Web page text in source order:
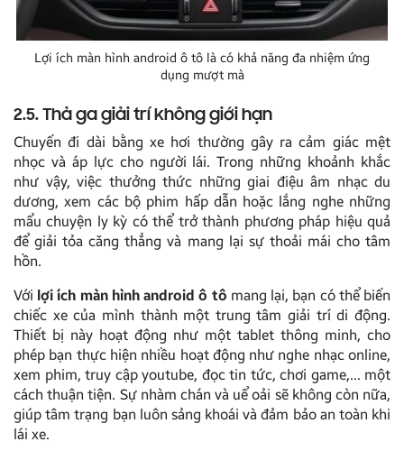
Lợi ích màn hình android ô tô là có khả năng đa nhiệm ứng
dụng mượt mà
2.5. Thả ga giải trí không giới hạn
Chuyến đi dài bằng xe hơi thường gây ra cảm giác mệt
nhọc và áp lực cho người lái. Trong những khoảnh khắc
như vậy, việc thưởng thức những giai điệu âm nhạc du
dương, xem các bộ phim hấp dẫn hoặc lắng nghe những
mẩu chuyện ly kỳ có thể trở thành phương pháp hiệu quả
để giải tỏa căng thẳng và mang lại sự thoải mái cho tâm
hồn.
Với lợi ích màn hình android ô tô mang lại, bạn có thể biến
chiếc xe của mình thành một trung tâm giải trí di động.
Thiết bị này hoạt động như một tablet thông minh, cho
phép bạn thực hiện nhiều hoạt động như nghe nhạc online,
xem phim, truy cập youtube, đọc tin tức, chơi game,… một
cách thuận tiện. Sự nhàm chán và uể oải sẽ không còn nữa,
giúp tâm trạng bạn luôn sảng khoái và đảm bảo an toàn khi
lái xe.